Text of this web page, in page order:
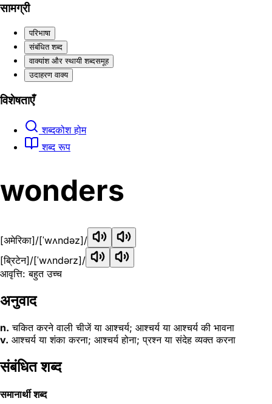
सामग्री
परिभाषा
संबंधित शब्द
वाक्यांश और स्थायी शब्दसमूह
उदाहरण वाक्य
विशेषताएँ
शब्दकोश होम
शब्द रूप
wonders
[अमेरिका]/[ˈwʌndəz]/
[ब्रिटेन]/[ˈwʌndərz]/
आवृत्ति: बहुत उच्च
अनुवाद
n. चकित करने वाली चीजें या आश्चर्य; आश्चर्य या आश्चर्य की भावना
v. आश्चर्य या शंका करना; आश्चर्य होना; प्रश्न या संदेह व्यक्त करना
संबंधित शब्द
समानार्थी शब्द